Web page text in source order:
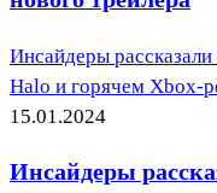
Инсайдеры
Halo и горячем Xbox-
15.01.2024
Инсайдеры